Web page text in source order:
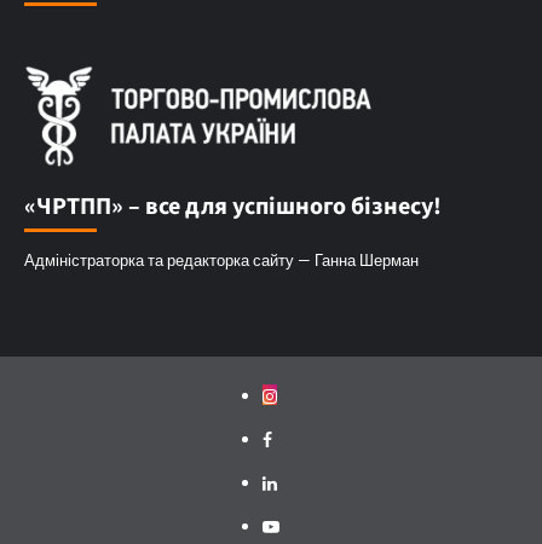
«ЧРТПП» – все для успішного бізнесу!
Адміністраторка та редакторка сайту — Ганна Шерман